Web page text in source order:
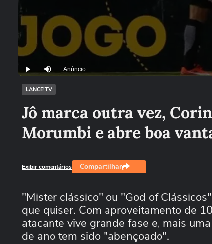
Play Mutar Anúncio
LANCE!TV
Jô marca outra vez,
Morumbi e abre boa
Exibir comentários Compartilhar
"Mister clássico" ou "God of
que quiser. Com aproveitamento de
atacante vive grande fase e, mais
de ano tem sido "abençoado".